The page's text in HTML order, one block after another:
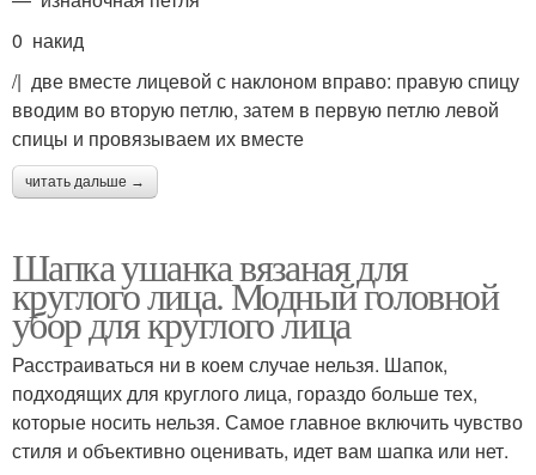
0 накид
/| две вместе лицевой с наклоном вправо: правую спицу
вводим во вторую петлю, затем в первую петлю левой
спицы и провязываем их вместе
читать дальше →
Шапка ушанка вязаная для
круглого лица. Модный головной
убор для круглого лица
Расстраиваться ни в коем случае нельзя. Шапок,
подходящих для круглого лица, гораздо больше тех,
которые носить нельзя. Самое главное включить чувство
стиля и объективно оценивать, идет вам шапка или нет.